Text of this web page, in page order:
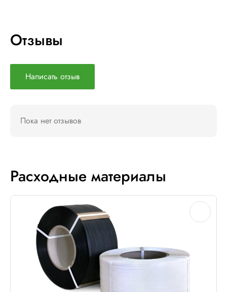
Отзывы
Написать отзыв
Пока нет отзывов
Расходные материалы